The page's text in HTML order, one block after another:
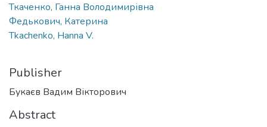
Ткаченко, Ганна Володимирівна
Федькович, Катерина
Tkachenko, Hanna V.
Publisher
Букаєв Вадим Вікторович
Abstract